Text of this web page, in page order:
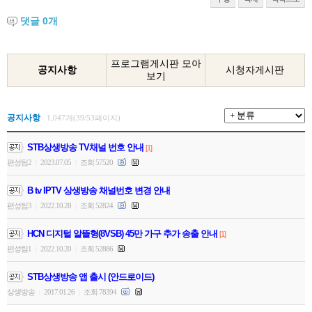
댓글 0개
공지사항
프로그램게시판 모아
보기
시청자게시판
공지사항 1,047개(39/53페이지)
STB상생방송 TV채널 번호 안내 [1]
편성팀2
2023.07.05 조회 57520
B tv IPTV 상생방송 채널번호 변경 안내
편성팀3 2022.10.28 조회 52824
HCN 디지털 알뜰형(8VSB) 45만 가구 추가 송출 안내 [1]
편성팀1
2022.10.20 조회 52886
STB상생방송 앱 출시 (안드로이드)
상생방송 2017.01.26 조회 78394